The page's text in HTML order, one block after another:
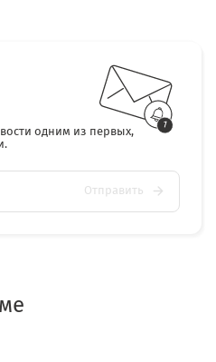
одним из первых,
Отправить